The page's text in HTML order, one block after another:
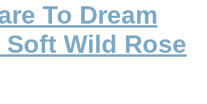
To Dream
Wild Rose